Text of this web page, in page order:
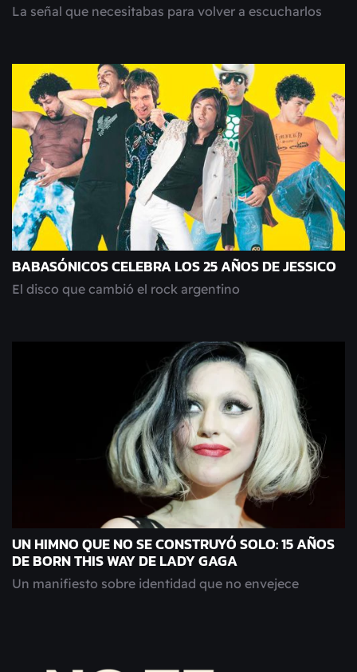
La señal que necesitabas para volver a escucharlos
BABASÓNICOS CELEBRA LOS 25 AÑOS DE JESSICO
El disco que cambió el rock argentino
UN HIMNO QUE NO SE CONSTRUYÓ SOLO: 15 AÑOS
DE BORN THIS WAY DE LADY GAGA
Un manifiesto sobre identidad que no envejece